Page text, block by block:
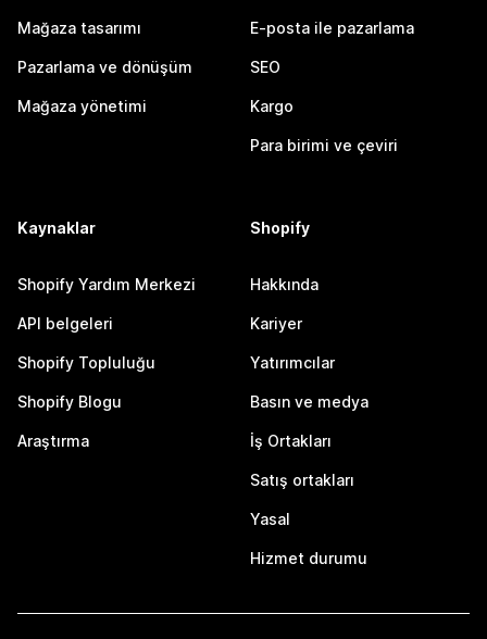
Mağaza tasarımı
Pazarlama ve dönüşüm
Mağaza yönetimi
E-posta ile pazarlama
SEO
Kargo
Para birimi ve çeviri
Kaynaklar
Shopify Yardım Merkezi
API belgeleri
Shopify Topluluğu
Shopify Blogu
Araştırma
Shopify
Hakkında
Kariyer
Yatırımcılar
Basın ve medya
İş Ortakları
Satış ortakları
Yasal
Hizmet durumu